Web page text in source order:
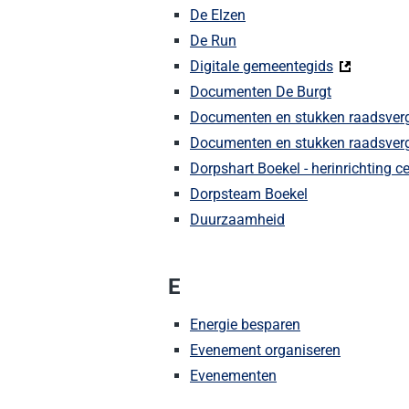
De Elzen
De Run
Digitale gemeentegids (Deze link
Documenten De Burgt
Documenten en stukken
Documenten en stukken
Dorpshart Boekel - herinrichting
Dorpsteam Boekel
Duurzaamheid
E
Energie besparen
Evenement organiseren
Evenementen